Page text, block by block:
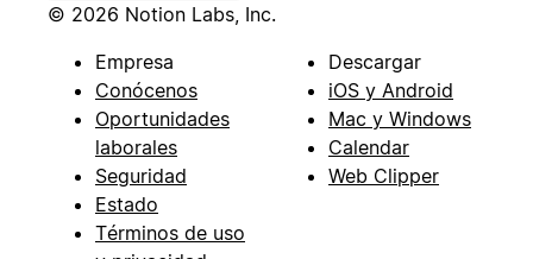
© 2026 Notion Labs, Inc.
Empresa
Conócenos
Oportunidades
laborales
Seguridad
Estado
Términos de uso
Descargar
iOS y Android
Mac y Windows
Calendar
Web Clipper